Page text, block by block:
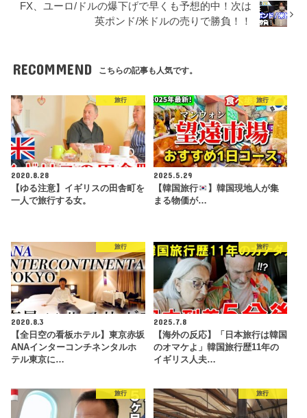
FX、ユーロ/ドルの爆下げで早くも予想的中！次は
英ポンド/米ドルの売りで勝負！！
RECOMMEND こちらの記事も人気です。
旅行
2020.8.28
【ゆる注意】イギリスの田舎町を
一人で旅行する女。
旅行
2025.5.29
【韓国旅行
】韓国現地人が集
まる物価が…
旅行
2020.8.3
【全日空の看板ホテル】東京赤坂
ANAインターコンチネンタルホ
テル東京に…
旅行
2025.7.8
【海外の反応】「日本旅行は韓国
のオマケよ」韓国旅行歴11年の
イギリス人夫…
旅行 旅行